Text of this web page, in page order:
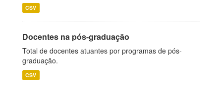
CSV
Docentes na pós-graduação
Total de docentes atuantes por programas de pós-
graduação.
CSV